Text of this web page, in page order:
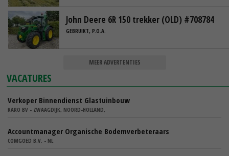
John Deere 6R 150 trekker (OLD) #708784
GEBRUIKT, P.O.A.
MEER ADVERTENTIES
VACATURES
Verkoper Binnendienst Glastuinbouw
KARO BV - ZWAAGDIJK, NOORD-HOLLAND,
Accountmanager Organische Bodemverbeteraars
COMGOED B.V. - NL